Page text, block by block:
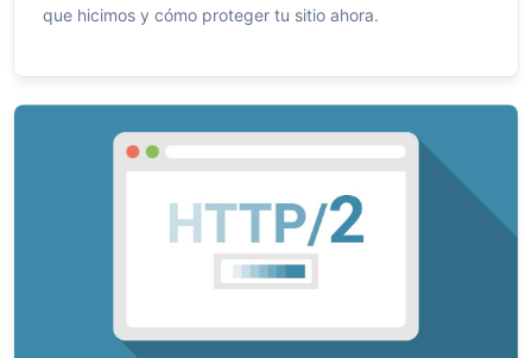
que hicimos y cómo proteger tu sitio ahora.